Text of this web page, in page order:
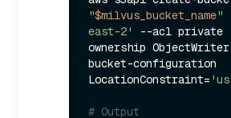
"$milvus_bucket_name"
east-2'
--acl private
ownership
bucket-configuration
LocationConstraint=
# Output